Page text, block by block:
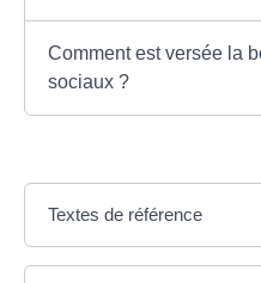
Comment est versée la
sociaux ?
Textes de référence